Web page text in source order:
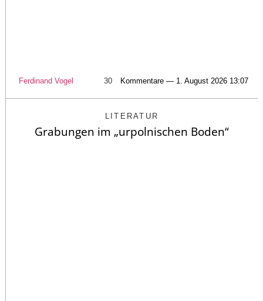
Ferdinand Vogel 30 Kommentare — 1. August 2026 13:07
LITERATUR
Grabungen im „urpolnischen Boden“